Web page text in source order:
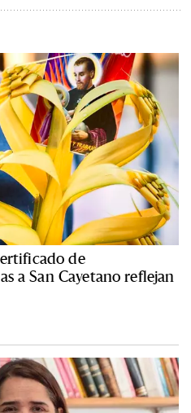
de
a San Cayetano reflejan